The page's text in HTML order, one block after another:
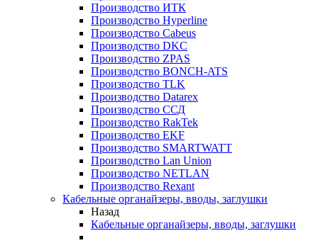
Производство ИТК
Производство Hyperline
Производство Cabeus
Производство DKC
Производство ZPAS
Производство BONCH-ATS
Производство TLK
Производство Datarex
Производство ССД
Производство RakTek
Производство EKF
Производство SMARTWATT
Производство Lan Union
Производство NETLAN
Производство Rexant
Кабельные органайзеры, вводы, заглушки
Назад
Кабельные органайзеры, вводы, заглушки